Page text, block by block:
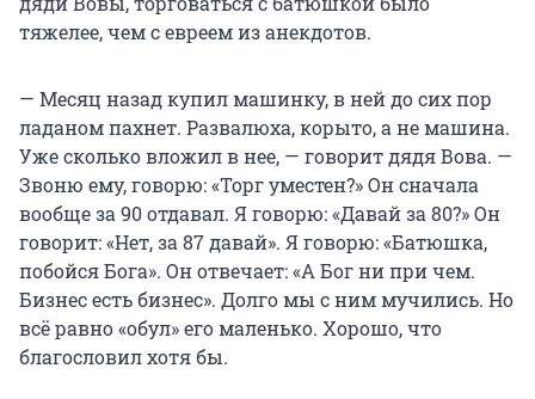
тяжелее, чем с евреем из анекдотов.
— Месяц назад купил машинку, в ней до сих пор
ладаном пахнет. Развалюха, корыто, а не машина.
Уже сколько вложил в нее, — говорит дядя Вова. —
Звоню ему, говорю: «Торг уместен?» Он сначала
вообще за 90 отдавал. Я говорю: «Давай за 80?» Он
говорит: «Нет, за 87 давай». Я говорю: «Батюшка,
побойся Бога». Он отвечает: «А Бог ни при чем.
Бизнес есть бизнес». Долго мы с ним мучились. Но
всё равно «обул» его маленько. Хорошо, что
благословил хотя бы.